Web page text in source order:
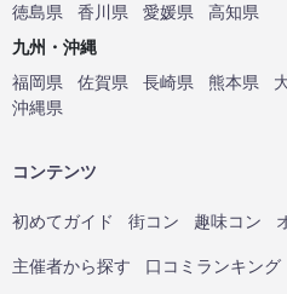
徳島県
香川県 愛媛県
高知県
九州・沖縄
福岡県
佐賀県 長崎県 熊本県
沖縄県
コンテンツ
初めてガイド 街コン 趣味コン
主催者から探す 口コミランキング